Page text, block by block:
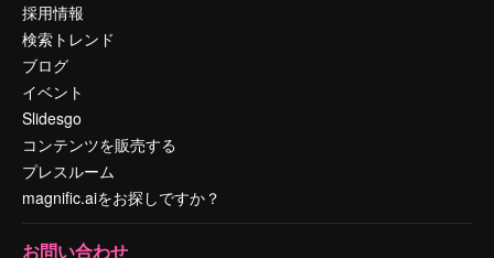
採用情報
検索トレンド
ブログ
イベント
Slidesgo
コンテンツを販売する
プレスルーム
magnific.aiをお探しですか？
お問い合わせ